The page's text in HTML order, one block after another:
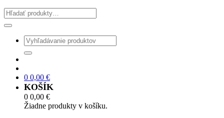
0 0,00 €
KOŠÍK
0 0,00 €
Žiadne produkty v košíku.